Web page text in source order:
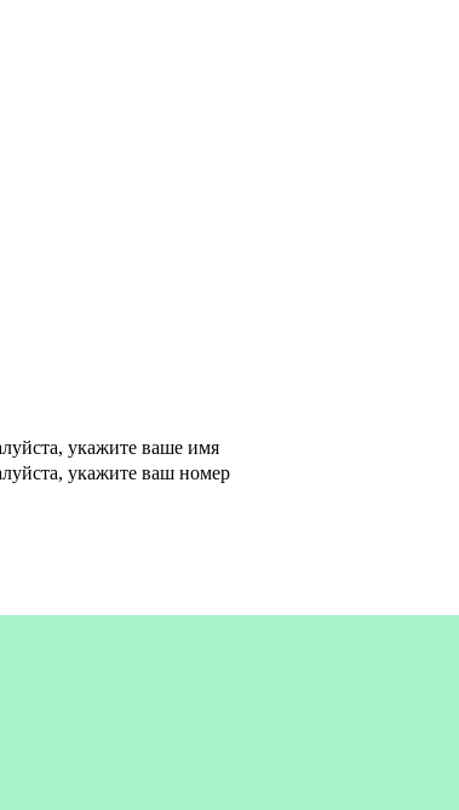
укажите ваше имя
укажите ваш номер